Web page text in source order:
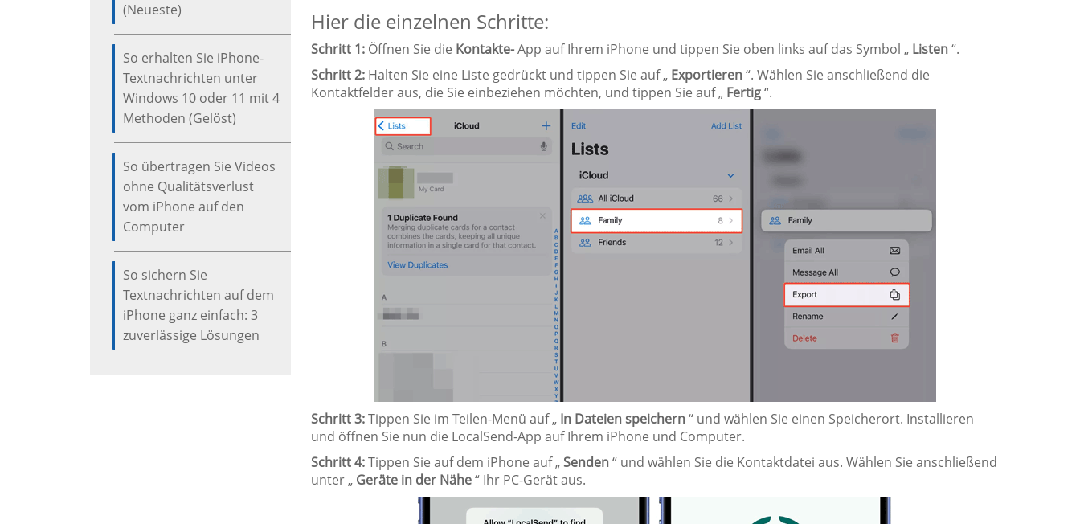
(Neueste)
So erhalten Sie iPhone-
Textnachrichten unter
Windows 10 oder 11 mit 4
Methoden (Gelöst)
So übertragen Sie Videos
ohne Qualitätsverlust
vom iPhone auf den
Computer
So sichern Sie
Textnachrichten auf dem
iPhone ganz einfach: 3
zuverlässige Lösungen
Hier die einzelnen Schritte:
Schritt 1: Öffnen Sie die Kontakte-App auf Ihrem iPhone und tippen Sie oben links auf das Symbol „ Listen“.
Schritt 2: Halten Sie eine Liste gedrückt und tippen Sie auf „ Exportieren“. Wählen Sie anschließend die
Kontaktfelder aus, die Sie einbeziehen möchten, und tippen Sie auf „ Fertig“.
Schritt 3:Tippen Sie im Teilen-Menü auf „ In Dateien speichern“ und wählen Sie einen Speicherort. Installieren
und öffnen Sie nun die LocalSend-App auf Ihrem iPhone und Computer.
Schritt 4:Tippen Sie auf dem iPhone auf „Senden“ und wählen Sie die Kontaktdatei aus. Wählen Sie anschließend
unter „ Geräte in der Nähe“ Ihr PC-Gerät aus.